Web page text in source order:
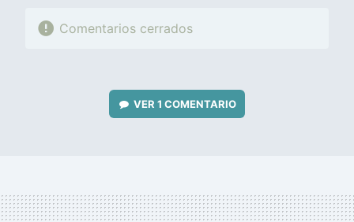
Comentarios cerrados
VER 1 COMENTARIO